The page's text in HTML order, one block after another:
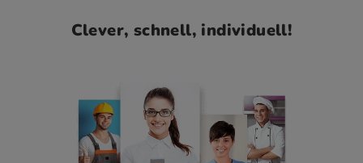
Clever, schnell, individuell!